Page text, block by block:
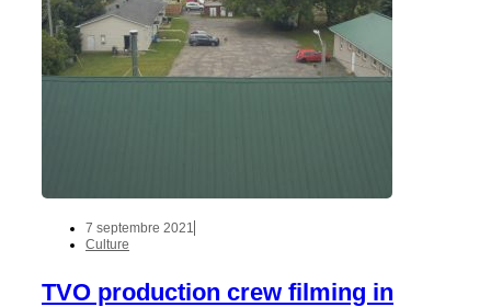
7 septembre 2021
Culture
TVO production crew filming in